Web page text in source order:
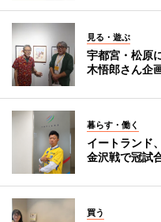
見る・遊ぶ
宇都宮・松原
木悟郎さん企
暮らす・働く
イートランド
金沢戦で冠試
買う